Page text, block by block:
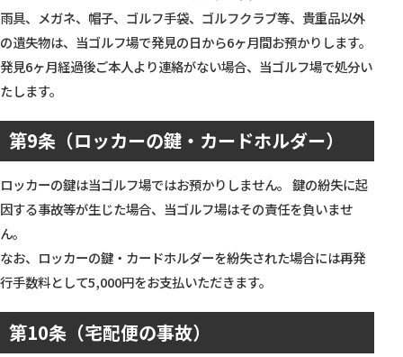
雨具、メガネ、帽子、ゴルフ手袋、ゴルフクラブ等、貴重品以外
の遺失物は、当ゴルフ場で発見の日から6ヶ月間お預かりします。
発見6ヶ月経過後ご本人より連絡がない場合、当ゴルフ場で処分い
たします。
第9条（ロッカーの鍵・カードホルダー）
ロッカーの鍵は当ゴルフ場ではお預かりしません。 鍵の紛失に起
因する事故等が生じた場合、当ゴルフ場はその責任を負いませ
ん。
なお、ロッカーの鍵・カードホルダーを紛失された場合には再発
行手数料として5,000円をお支払いただきます。
第10条（宅配便の事故）